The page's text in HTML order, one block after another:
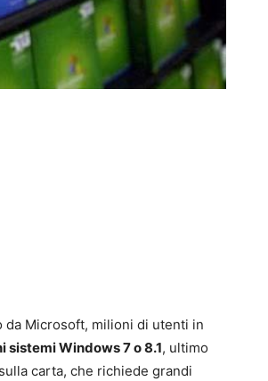
Microsoft, milioni di utenti in
sistemi Windows 7 o 8.1, ultimo
carta, che richiede grandi